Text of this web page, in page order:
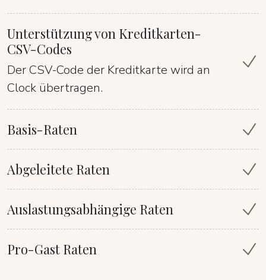
Unterstützung von Kreditkarten-
CSV-Codes
Der CSV-Code der Kreditkarte wird an
Clock übertragen.
Basis-Raten
Abgeleitete Raten
Auslastungsabhängige Raten
Pro-Gast Raten